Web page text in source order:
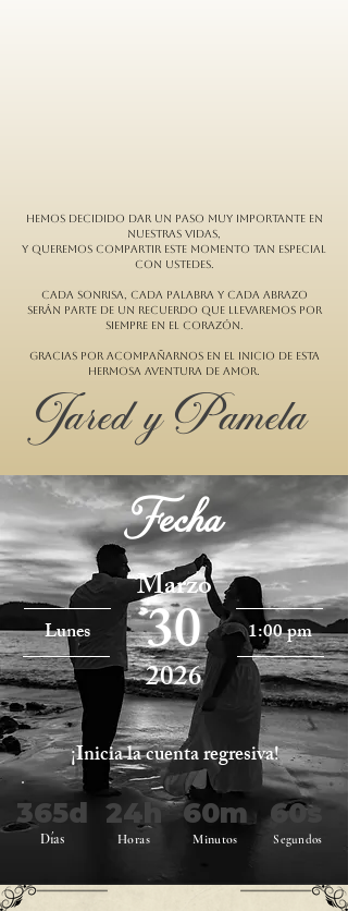
Hemos decidido dar un paso muy importante en
nuestras vidas,
y queremos compartir este momento tan especial
con ustedes.
Cada sonrisa, cada palabra y cada abrazo
serán parte de un recuerdo que llevaremos por
siempre en el corazón.
Gracias por acompañarnos en el inicio de esta
hermosa aventura de amor.
Jared y Pamela
Fecha
Lunes 30
Marzo
2026
1:00 pm
¡Inicia la cuenta regresiva!
365d 24h 60m 60s
Días Horas Minutos Segundos